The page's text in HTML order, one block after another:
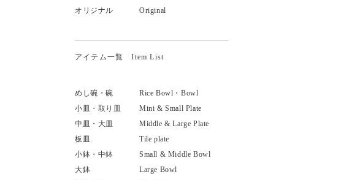
オリジナル Original
アイテム一覧 Item List
めし碗・碗
Rice Bowl・Bowl
小皿・取り皿
Mini & Small Plate
中皿・大皿
Middle & Large Plate
板皿
Tile plate
小鉢・中鉢
Small & Middle Bowl
大鉢
Large Bowl